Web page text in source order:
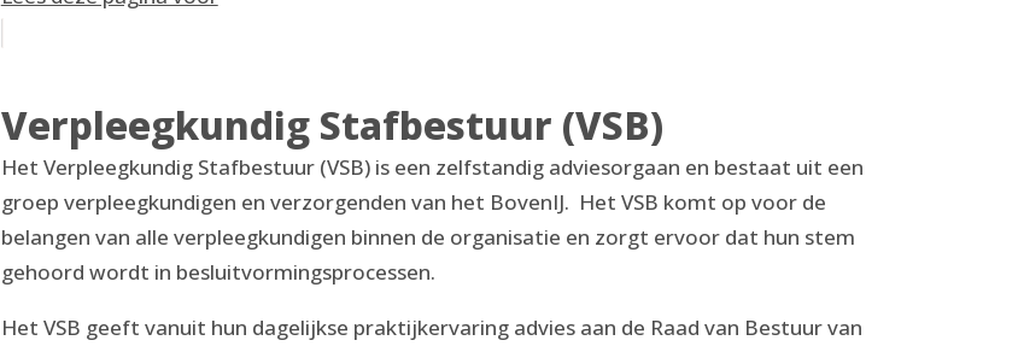
Verpleegkundig Stafbestuur (VSB)
Het Verpleegkundig Stafbestuur (VSB) is een zelfstandig adviesorgaan en bestaat uit een
groep verpleegkundigen en verzorgenden van het BovenIJ. Het VSB komt op voor de
belangen van alle verpleegkundigen binnen de organisatie en zorgt ervoor dat hun stem
gehoord wordt in besluitvormingsprocessen.
Het VSB geeft vanuit hun dagelijkse praktijkervaring advies aan de Raad van Bestuur van